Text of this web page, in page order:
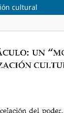
cultural